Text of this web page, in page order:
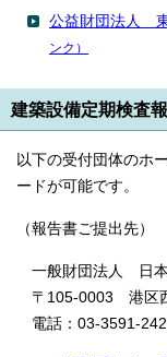
公益財団法人
ンク）
建築設備定期検査
以下の受付団体のホ
ードが可能です。
（報告書ご提出先）
一般財団法人 日本
〒105-0003 港区
電話：03-3591-